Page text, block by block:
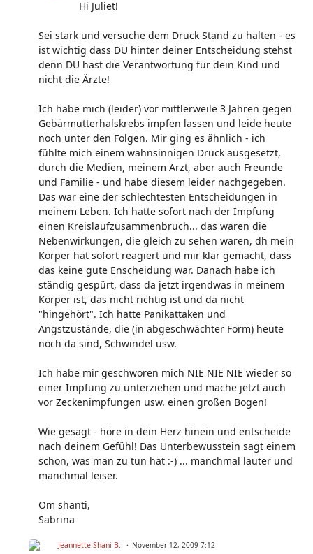
Hi Juliet!
Sei stark und versuche dem Druck Stand zu halten - es
ist wichtig dass DU hinter deiner Entscheidung stehst
denn DU hast die Verantwortung für dein Kind und
nicht die Ärzte!
Ich habe mich (leider) vor mittlerweile 3 Jahren gegen
Gebärmutterhalskrebs impfen lassen und leide heute
noch unter den Folgen. Mir ging es ähnlich - ich
fühlte mich einem wahnsinnigen Druck ausgesetzt,
durch die Medien, meinem Arzt, aber auch Freunde
und Familie - und habe diesem leider nachgegeben.
Das war eine der schlechtesten Entscheidungen in
meinem Leben. Ich hatte sofort nach der Impfung
einen Kreislaufzusammenbruch... das waren die
Nebenwirkungen, die gleich zu sehen waren, dh mein
Körper hat sofort reagiert und mir klar gemacht, dass
das keine gute Enscheidung war. Danach habe ich
ständig gespürt, dass da jetzt irgendwas in meinem
Körper ist, das nicht richtig ist und da nicht
"hingehört". Ich hatte Panikattaken und
Angstzustände, die (in abgeschwächter Form) heute
noch da sind, Schwindel usw.
Ich habe mir geschworen mich NIE NIE NIE wieder so
einer Impfung zu unterziehen und mache jetzt auch
vor Zeckenimpfungen usw. einen großen Bogen!
Wie gesagt - höre in dein Herz hinein und entscheide
nach deinem Gefühl! Das Unterbewusstein sagt einem
schon, was man zu tun hat :-) ... manchmal lauter und
manchmal leiser.
Om shanti,
Sabrina
Jeannette Shani B. November 12, 2009 7:12